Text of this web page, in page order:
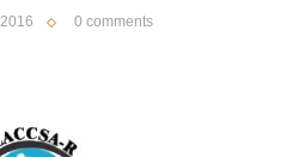
0 comments